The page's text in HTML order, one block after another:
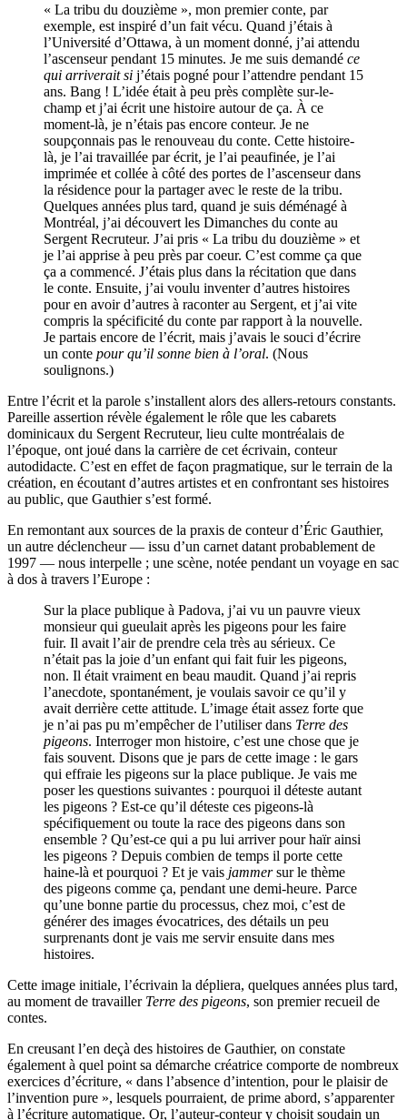
« La tribu du douzième », mon premier conte, par
exemple, est inspiré d’un fait vécu. Quand j’étais à
l’Université d’Ottawa, à un moment donné, j’ai attendu
l’ascenseur pendant 15 minutes. Je me suis demandé ce
qui arriverait si j’étais pogné pour l’attendre pendant 15
ans. Bang ! L’idée était à peu près complète sur-le-
champ et j’ai écrit une histoire autour de ça. À ce
moment-là, je n’étais pas encore conteur. Je ne
soupçonnais pas le renouveau du conte. Cette histoire-
là, je l’ai travaillée par écrit, je l’ai peaufinée, je l’ai
imprimée et collée à côté des portes de l’ascenseur dans
la résidence pour la partager avec le reste de la tribu.
Quelques années plus tard, quand je suis déménagé à
Montréal, j’ai découvert les Dimanches du conte au
Sergent Recruteur. J’ai pris « La tribu du douzième » et
je l’ai apprise à peu près par coeur. C’est comme ça que
ça a commencé. J’étais plus dans la récitation que dans
le conte. Ensuite, j’ai voulu inventer d’autres histoires
pour en avoir d’autres à raconter au Sergent, et j’ai vite
compris la spécificité du conte par rapport à la nouvelle.
Je partais encore de l’écrit, mais j’avais le souci d’écrire
un conte pour qu’il sonne bien à l’oral. (Nous
soulignons.)
Entre l’écrit et la parole s’installent alors des allers-retours constants.
Pareille assertion révèle également le rôle que les cabarets
dominicaux du Sergent Recruteur, lieu culte montréalais de
l’époque, ont joué dans la carrière de cet écrivain, conteur
autodidacte. C’est en effet de façon pragmatique, sur le terrain de la
création, en écoutant d’autres artistes et en confrontant ses histoires
au public, que Gauthier s’est formé.
En remontant aux sources de la praxis de conteur d’Éric Gauthier,
un autre déclencheur — issu d’un carnet datant probablement de
1997 — nous interpelle ; une scène, notée pendant un voyage en sac
à dos à travers l’Europe :
Sur la place publique à Padova, j’ai vu un pauvre vieux
monsieur qui gueulait après les pigeons pour les faire
fuir. Il avait l’air de prendre cela très au sérieux. Ce
n’était pas la joie d’un enfant qui fait fuir les pigeons,
non. Il était vraiment en beau maudit. Quand j’ai repris
l’anecdote, spontanément, je voulais savoir ce qu’il y
avait derrière cette attitude. L’image était assez forte que
je n’ai pas pu m’empêcher de l’utiliser dans Terre des
pigeons. Interroger mon histoire, c’est une chose que je
fais souvent. Disons que je pars de cette image : le gars
qui effraie les pigeons sur la place publique. Je vais me
poser les questions suivantes : pourquoi il déteste autant
les pigeons ? Est-ce qu’il déteste ces pigeons-là
spécifiquement ou toute la race des pigeons dans son
ensemble ? Qu’est-ce qui a pu lui arriver pour haïr ainsi
les pigeons ? Depuis combien de temps il porte cette
haine-là et pourquoi ? Et je vais jammersur le thème
des pigeons comme ça, pendant une demi-heure. Parce
qu’une bonne partie du processus, chez moi, c’est de
générer des images évocatrices, des détails un peu
surprenants dont je vais me servir ensuite dans mes
histoires.
Cette image initiale, l’écrivain la dépliera, quelques années plus tard,
au moment de travailler Terre des pigeons, son premier recueil de
contes.
En creusant l’en deçà des histoires de Gauthier, on constate
également à quel point sa démarche créatrice comporte de nombreux
exercices d’écriture, « dans l’absence d’intention, pour le plaisir de
l’invention pure », lesquels pourraient, de prime abord, s’apparenter
à l’écriture automatique. Or, l’auteur-conteur y choisit soudain un